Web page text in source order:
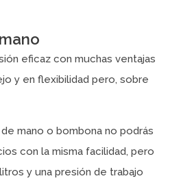
eficaz con muchas ventajas
y en flexibilidad pero, sobre
mano o bombona no podrás
con la misma facilidad, pero
y una presión de trabajo